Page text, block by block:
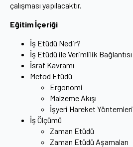
çalışması yapılacaktır.
Eğitim İçeriği
İş Etüdü Nedir?
İş Etüdü ile Verimlilik Bağlantısı
İsraf Kavramı
Metod Etüdü
Ergonomi
Malzeme Akışı
İşyeri Hareket Yöntemleri
İş Ölçümü
Zaman Etüdü
Zaman Etüdü Aşamaları